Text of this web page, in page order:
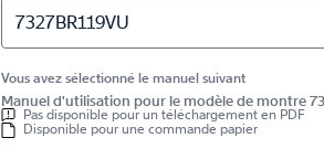
7327BR119VU
Vous avez sélectionné le manuel suivant
Manuel d'utilisation pour le modèle de montre
Pas disponible pour un téléchargement en PDF
Disponible pour une commande papier